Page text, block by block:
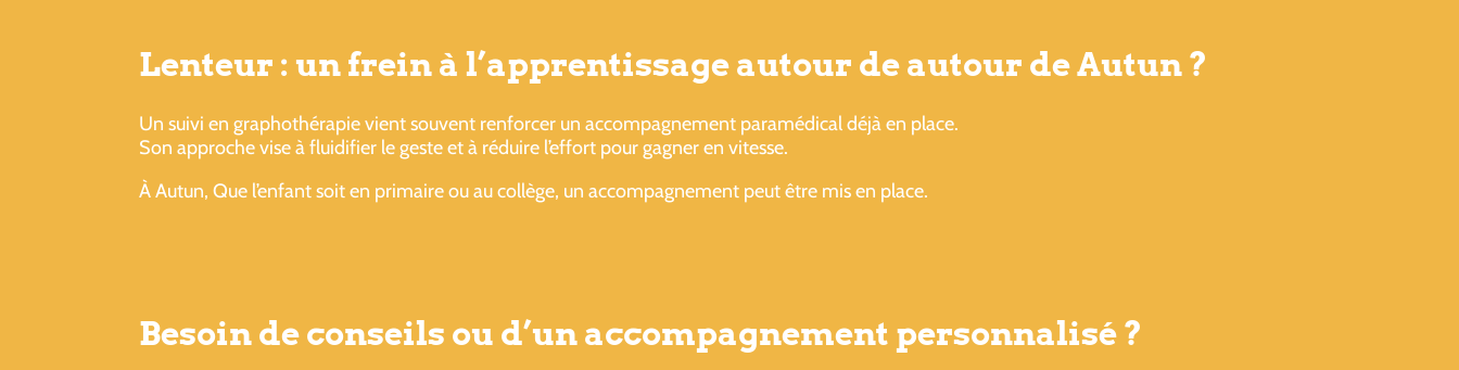
Lenteur : un frein à l’apprentissage autour de autour de Autun ?
Un suivi en graphothérapie vient souvent renforcer un accompagnement paramédical déjà en place.
Son approche vise à fluidifier le geste et à réduire l’effort pour gagner en vitesse.
À Autun, Que l’enfant soit en primaire ou au collège, un accompagnement peut être mis en place.
Besoin de conseils ou d’un accompagnement personnalisé ?